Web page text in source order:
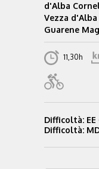
d'Alba
Vezza
Guarene
11,30h
Difficoltà: EE
Difficoltà: